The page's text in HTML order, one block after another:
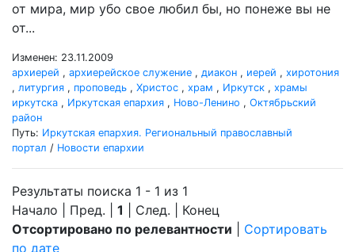
от мира, мир убо свое любил бы, но понеже вы не
от...
Изменен: 23.11.2009
архиерей , архиерейское служение , диакон , иерей , хиротония
, литургия , проповедь , Христос , храм , Иркутск , храмы
иркутска , Иркутская епархия , Ново-Ленино , Октябрьский
район
Путь: Иркутская епархия. Региональный православный
портал / Новости епархии
Результаты поиска 1 - 1 из 1
Начало | Пред. | 1 | След. | Конец
Отсортировано по релевантности
Сортировать
по дате